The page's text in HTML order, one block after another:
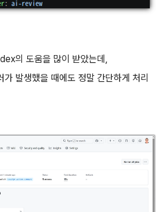
의 도움을 많이 받았는데,
발생했을 때에도 정말 간단하게 처리